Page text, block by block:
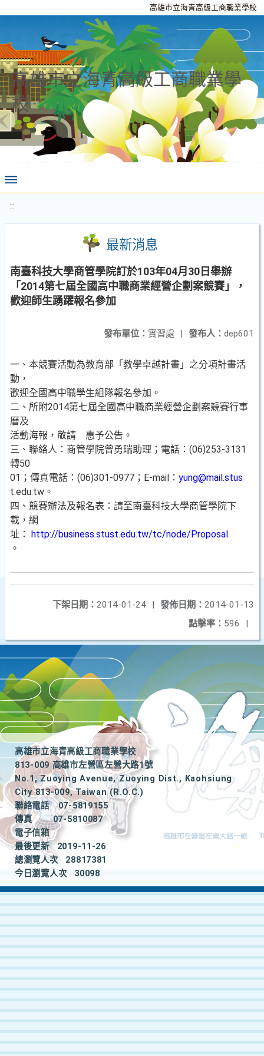
高雄市立海青高級工商職業學校
高雄市立海青高級工商職業學
校
:::
最新消息
南臺科技大學商管學院訂於103年04月30日舉辦
「2014第七屆全國高中職商業經營企劃案競賽」，
歡迎師生踴躍報名參加
發布人： dep601
發布單位： 實習處 |
一、本競賽活動為教育部「教學卓越計畫」之分項計畫活
動，
歡迎全國高中職學生組隊報名參加。
二、所附2014第七屆全國高中職商業經營企劃案競賽行事
曆及
活動海報，敬請 惠予公告。
三、聯絡人：商管學院曾勇瑞助理；電話：(06)253-3131
轉50
01；傳真電話：(06)301-0977；E-mail： yung@mail.stus
t.edu.tw。
四、競賽辦法及報名表：請至南臺科技大學商管學院下
載，網
址： http://business.stust.edu.tw/tc/node/Proposal
。
發佈日期： 2014-01-13
下架日期： 2014-01-24
|
點擊率： 596 |
高雄市立海青高級工商職業學校
813-009 高雄市左營區左營大路1號
No.1, Zuoying Avenue, Zuoying Dist., Kaohsiung
City 813-009, Taiwan (R.O.C.)
聯絡電話
07-5819155
|
傳真
07-5810087
電子信箱
最後更新
2019-11-26
總瀏覽人次
28817381
今日瀏覽人次
30098